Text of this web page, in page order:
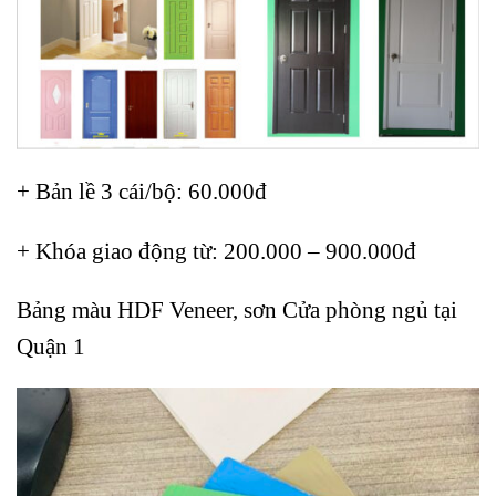
+ Bản lề 3 cái/bộ: 60.000đ
+ Khóa giao động từ: 200.000 – 900.000đ
Bảng màu HDF Veneer, sơn Cửa phòng ngủ tại
Quận 1